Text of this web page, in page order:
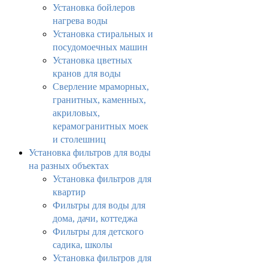
Установка бойлеров
нагрева воды
Установка стиральных и
посудомоечных машин
Установка цветных
кранов для воды
Сверление мраморных,
гранитных, каменных,
акриловых,
керамогранитных моек
и столешниц
Установка фильтров для воды
на разных объектах
Установка фильтров для
квартир
Фильтры для воды для
дома, дачи, коттеджа
Фильтры для детского
садика, школы
Установка фильтров для